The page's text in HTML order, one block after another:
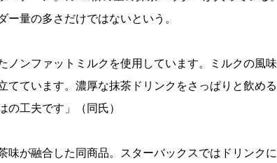
量の多さだけではないという。
ノンファットミルクを使用しています。ミルクの風味
てています。濃厚な抹茶ドリンクをさっぱりと飲める
の工夫です」（同氏）
が融合した同商品。スターバックスではドリンクに